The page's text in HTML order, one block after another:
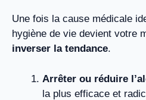
Une fois la cause médicale
hygiène de vie devient votre
inverser la tendance.
Arrêter ou réduire
la plus efficace et